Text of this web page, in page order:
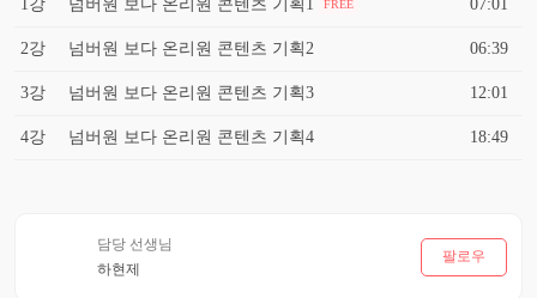
1강 넘버원 보다 온리원 콘텐츠 기획1 FREE 07:01
2강 넘버원 보다 온리원 콘텐츠 기획2 06:39
3강 넘버원 보다 온리원 콘텐츠 기획3 12:01
4강 넘버원 보다 온리원 콘텐츠 기획4 18:49
담당 선생님
하현제
팔로우